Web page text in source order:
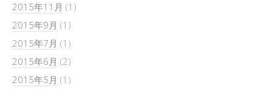
2015年11月 (1)
2015年9月 (1)
2015年7月 (1)
2015年6月 (2)
2015年5月 (1)